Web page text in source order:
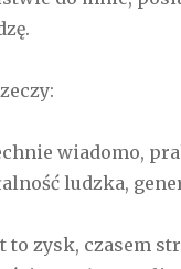
wiadomo,
ludzka,
to zysk, czasem